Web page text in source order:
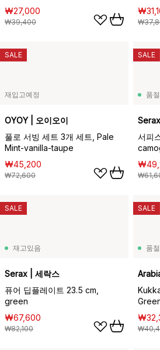
₩27,000
₩39,400
재입고예정
OYOY | 오이오이
풀로 서빙 세트 3개 세트, Pale
Mint-vanilla-taupe
₩45,200
₩72,600
SALE
품
서피
SALE
재고있음
Serax | 세락스
퓨어 딥플레이트 23.5 cm,
green
₩67,600
₩82,100
SALE
품
SALE